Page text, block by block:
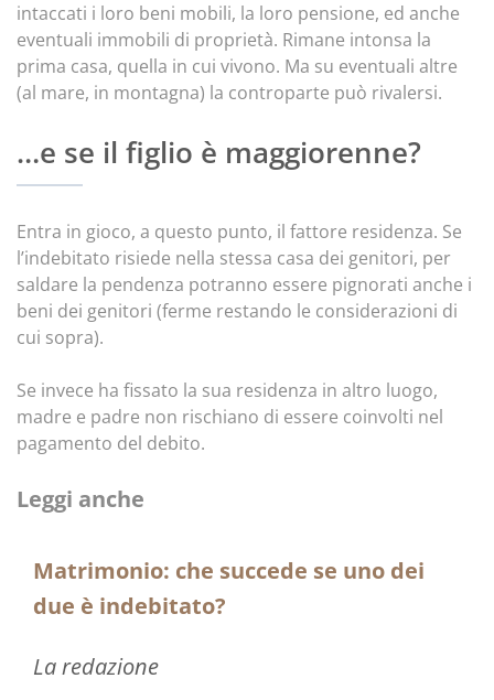
intaccati i loro beni mobili, la loro pensione, ed anche
eventuali immobili di proprietà. Rimane intonsa la
prima casa, quella in cui vivono. Ma su eventuali altre
(al mare, in montagna) la controparte può rivalersi.
…e se il figlio è maggiorenne?
Entra in gioco, a questo punto, il fattore residenza. Se
l’indebitato risiede nella stessa casa dei genitori, per
saldare la pendenza potranno essere pignorati anche i
beni dei genitori (ferme restando le considerazioni di
cui sopra).
Se invece ha fissato la sua residenza in altro luogo,
madre e padre non rischiano di essere coinvolti nel
pagamento del debito.
Leggi anche
Matrimonio: che succede se uno dei
due è indebitato?
La redazione